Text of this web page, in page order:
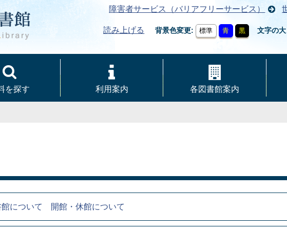
障害者サービス（バリアフリーサービス）
読み上げる 背景色変更 標準 青 黒 文字の大
を探す 利用案内 各図書館案内
館について 開館・休館について